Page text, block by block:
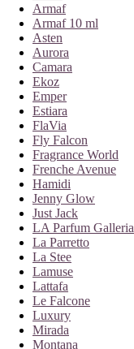
Armaf
Armaf 10 ml
Asten
Aurora
Camara
Ekoz
Emper
Estiara
FlaVia
Fly Falcon
Fragrance World
Frenche Avenue
Hamidi
Jenny Glow
Just Jack
LA Parfum Galleria
La Parretto
La Stee
Lamuse
Lattafa
Le Falcone
Luxury
Mirada
Montana